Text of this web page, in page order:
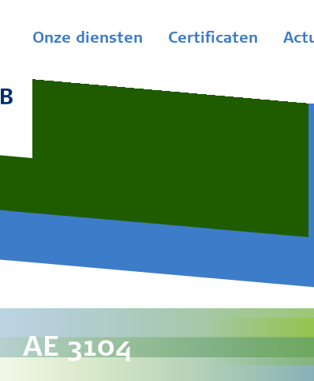
Onze diensten Certificaten
AE 3104